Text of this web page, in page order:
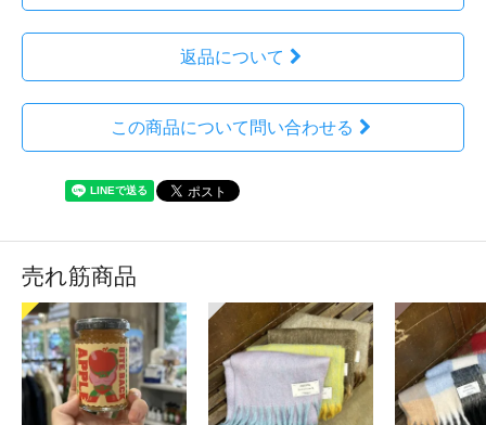
返品について
この商品について問い合わせる
売れ筋商品